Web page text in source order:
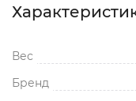
Вес
Бренд